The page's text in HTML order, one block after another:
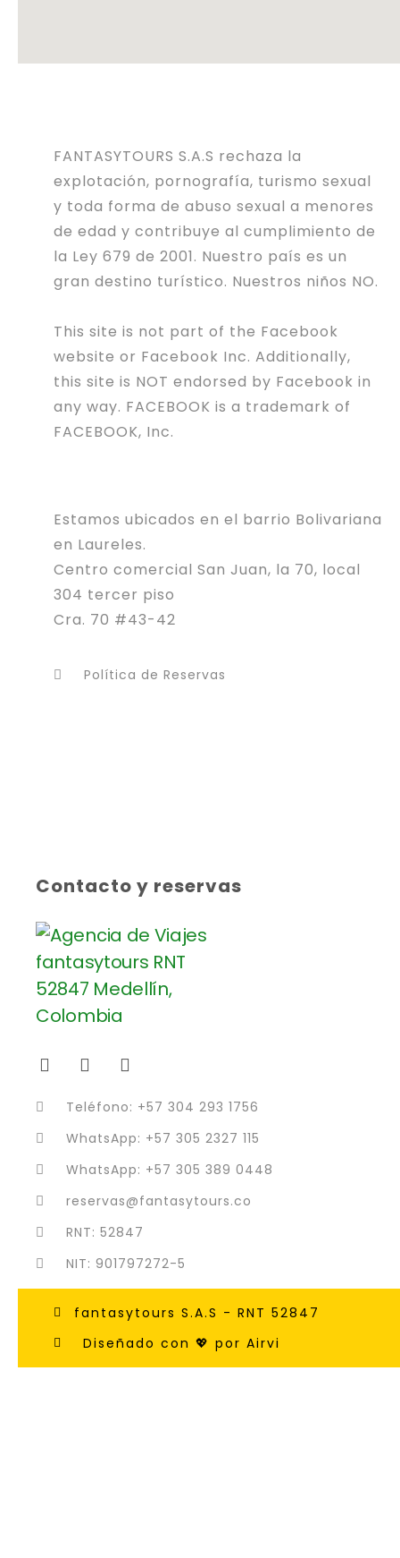
FANTASYTOURS S.A.S rechaza la
explotación, pornografía, turismo sexual
y toda forma de abuso sexual a menores
de edad y contribuye al cumplimiento de
la Ley 679 de 2001. Nuestro país es un
gran destino turístico. Nuestros niños NO.
This site is not part of the Facebook
website or Facebook Inc. Additionally,
this site is NOT endorsed by Facebook in
any way. FACEBOOK is a trademark of
FACEBOOK, Inc.
Estamos ubicados en el barrio Bolivariana
en Laureles.
Centro comercial San Juan, la 70, local
304 tercer piso
Cra. 70 #43-42
Política de Reservas
Contacto y reservas
Teléfono: +57 304 293 1756
WhatsApp: +57 305 2327 115
WhatsApp: +57 305 389 0448
reservas@fantasytours.co
RNT: 52847
NIT: 901797272-5
fantasytours S.A.S - RNT 52847
Diseñado con 💖 por Airvi